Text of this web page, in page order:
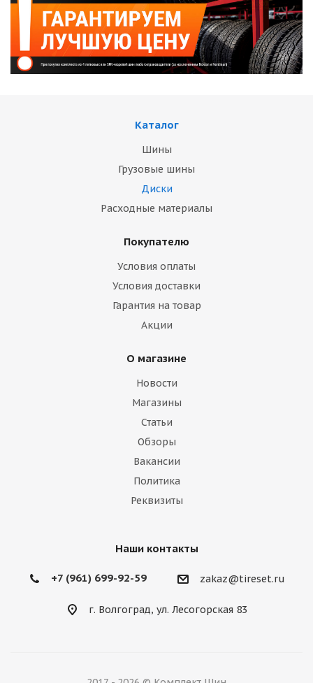
Каталог
Шины
Грузовые шины
Диски
Расходные материалы
Покупателю
Условия оплаты
Условия доставки
Гарантия на товар
Акции
О магазине
Новости
Магазины
Статьи
Обзоры
Вакансии
Политика
Реквизиты
Наши контакты
+7 (961) 699-92-59 zakaz@tireset.ru
г. Волгоград, ул. Лесогорская 83